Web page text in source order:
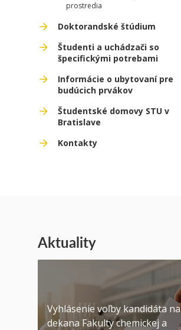
prostredia
Doktorandské štúdium
Študenti a uchádzači so
špecifickými potrebami
Informácie o ubytovaní pre
budúcich prvákov
Študentské domovy STU v
Bratislave
Kontakty
Aktuality
Vyhlásenie voľby kandidáta na
dekana Fakulty chemickej a